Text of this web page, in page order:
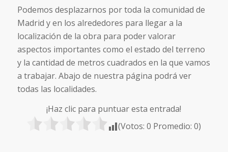
Podemos desplazarnos por toda la comunidad de
Madrid y en los alrededores para llegar a la
localización de la obra para poder valorar
aspectos importantes como el estado del terreno
y la cantidad de metros cuadrados en la que vamos
a trabajar. Abajo de nuestra página podrá ver
todas las localidades.
¡Haz clic para puntuar esta entrada!
(Votos:0 Promedio:0)